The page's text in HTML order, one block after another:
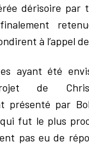
dérisoire par
à l’appel
ayant été
de
présenté par
fut le plus
pas eu de